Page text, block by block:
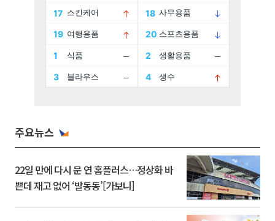
주요뉴스
22일 만에 다시 문 연 홈플러스…정상화 바
쁜데 재고 없어 ‘발동동’[가보니]